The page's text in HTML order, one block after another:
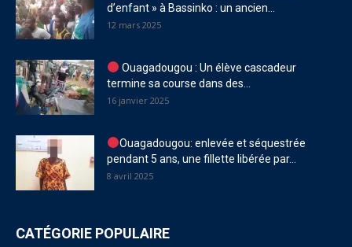
d’enfant » à Bassinko : un ancien...
12 mars 2025
Ouagadougou : Un élève cascadeur
termine sa course dans des...
16 janvier 2025
Ouagadougou: enlevée et séquestrée
pendant 5 ans, une fillette libérée par...
8 avril 2025
CATÉGORIE POPULAIRE